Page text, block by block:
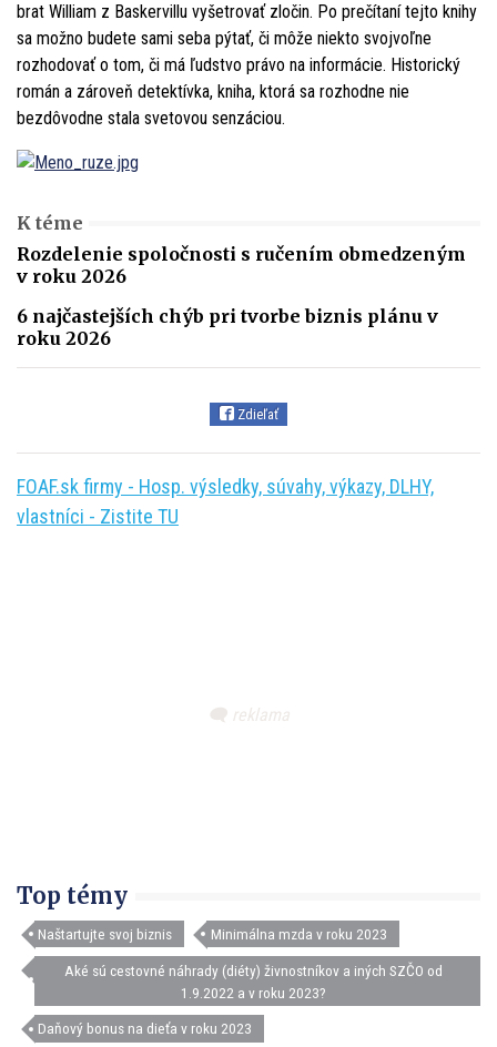
brat William z Baskervillu vyšetrovať zločin. Po prečítaní tejto knihy
sa možno budete sami seba pýtať, či môže niekto svojvoľne
rozhodovať o tom, či má ľudstvo právo na informácie. Historický
román a zároveň detektívka, kniha, ktorá sa rozhodne nie
bezdôvodne stala svetovou senzáciou.
K téme
Rozdelenie spoločnosti s ručením obmedzeným
v roku 2026
6 najčastejších chýb pri tvorbe biznis plánu v
roku 2026
Zdieľať
FOAF.sk firmy - Hosp. výsledky, súvahy, výkazy, DLHY,
vlastníci - Zistite TU
Top témy
Naštartujte svoj biznis Minimálna mzda v roku 2023
Aké sú cestovné náhrady (diéty) živnostníkov a iných SZČO od
1.9.2022 a v roku 2023?
Daňový bonus na dieťa v roku 2023